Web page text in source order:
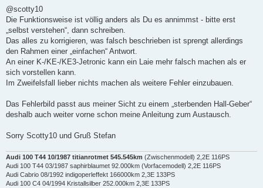
i
r
a
@scotty10
Die Funktionsweise ist völlig anders als Du es annimmst - bitte erst
„selbst verstehen“, dann schreiben.
Das alles zu korrigieren, was falsch beschrieben ist sprengt allerdings
den Rahmen einer „einfachen“ Antwort.
An einer K-/KE-/KE3-Jetronic kann ein Laie mehr falsch machen als er
sich vorstellen kann.
Im Zweifelsfall lieber nichts machen als weitere Fehler einzubauen.
Das Fehlerbild passt aus meiner Sicht zu einem „sterbenden Hall-Geber“
deshalb auch weiter vorne schon meine Anleitung zum Austausch.
Sorry Scotty10 und Gruß Stefan
Audi 100 T44 10/1987 titianrotmet 545.545km (Zwischenmodell) 2,2E 116PS
Audi 100 T44 03/1987 saphirblaumet 92.000km (Vorfacemodell) 2,2E 116PS
Audi Cabrio 08/1992 indigoperleffekt 166000km 2,3E 133PS
Audi 100 C4 04/1994 Kristallsilber 252.000km 2,3E 133PS